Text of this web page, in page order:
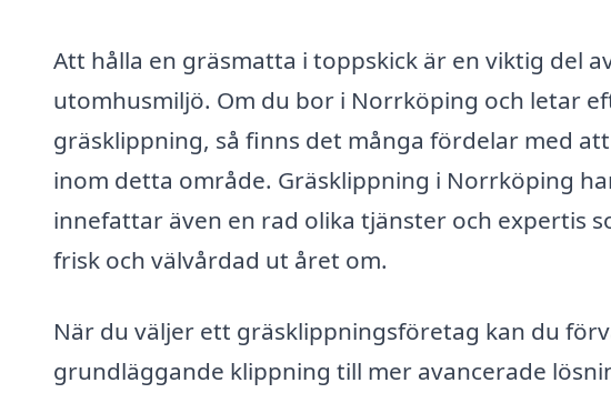
Att hålla en gräsmatta i toppskick är en viktig del
utomhusmiljö. Om du bor i Norrköping och letar
gräsklippning, så finns det många fördelar med
inom detta område. Gräsklippning i Norrköping
innefattar även en rad olika tjänster och expertis
frisk och välvårdad ut året om.
När du väljer ett gräsklippningsföretag kan du
grundläggande klippning till mer avancerade